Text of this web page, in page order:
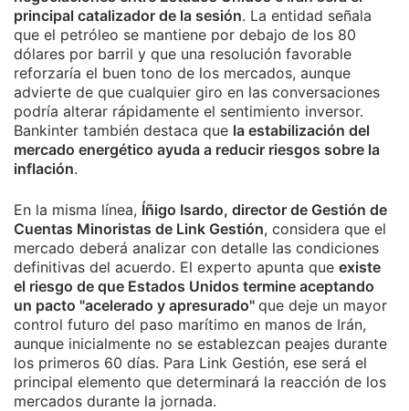
principal catalizador de la sesión. La entidad señala
que el petróleo se mantiene por debajo de los 80
dólares por barril y que una resolución favorable
reforzaría el buen tono de los mercados, aunque
advierte de que cualquier giro en las conversaciones
podría alterar rápidamente el sentimiento inversor.
Bankinter también destaca que la estabilización del
mercado energético ayuda a reducir riesgos sobre la
inflación.
En la misma línea, Íñigo Isardo, director de Gestión de
Cuentas Minoristas de Link Gestión, considera que el
mercado deberá analizar con detalle las condiciones
definitivas del acuerdo. El experto apunta que existe
el riesgo de que Estados Unidos termine aceptando
un pacto "acelerado y apresurado" que deje un mayor
control futuro del paso marítimo en manos de Irán,
aunque inicialmente no se establezcan peajes durante
los primeros 60 días. Para Link Gestión, ese será el
principal elemento que determinará la reacción de los
mercados durante la jornada.